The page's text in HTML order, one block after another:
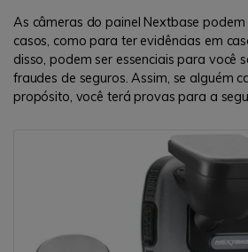
As câmeras do painel Nextbase podem
casos, como para ter evidências em
disso, podem ser essenciais para você
fraudes de seguros. Assim, se alguém
propósito, você terá provas para a